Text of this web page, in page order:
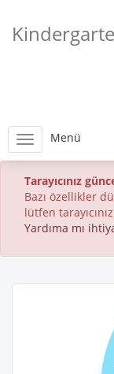
Menü
Tarayıcınız
Bazı özellikler
lütfen
Yardıma mı